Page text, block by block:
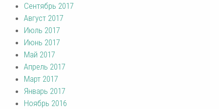
Сентябрь 2017
Август 2017
Июль 2017
Июнь 2017
Май 2017
Апрель 2017
Март 2017
Январь 2017
Ноябрь 2016